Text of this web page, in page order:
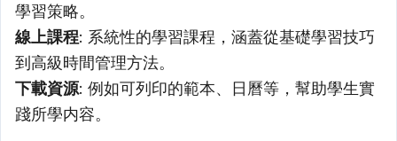
學習策略。
線上課程: 系統性的學習課程，涵蓋從基礎學習技巧
到高級時間管理方法。
下載資源: 例如可列印的範本、日曆等，幫助學生實
踐所學内容。